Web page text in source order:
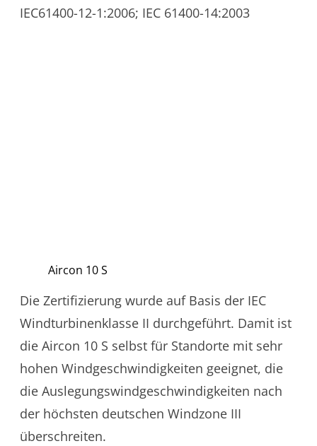
IEC61400-12-1:2006; IEC 61400-14:2003
Aircon 10 S
Die Zertifizierung wurde auf Basis der IEC
Windturbinenklasse II durchgeführt. Damit ist
die Aircon 10 S selbst für Standorte mit sehr
hohen Windgeschwindigkeiten geeignet, die
die Auslegungswindgeschwindigkeiten nach
der höchsten deutschen Windzone III
überschreiten.